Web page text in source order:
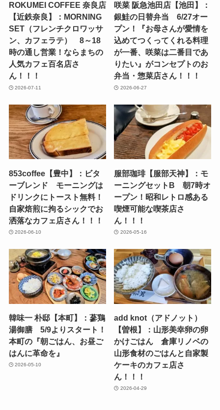
ROKUMEI COFFEE 奈良店
【近鉄奈良】：MORNING
SET（フレンチクロワッサ
ン、カフェラテ） 8～18
時の通し営業！ならまちの
人気カフェ百名店さ
ん！！！
2026-07-11
咲菜 阪急池田店【池田】：
銀鮭の日替弁当 6/27オー
プン！『お母さんが愛情を
込めてつくってくれる料理
が一番、咲菜は二番目であ
りたい』がコンセプトのお
弁当・惣菜店さん！！！
2026-06-27
853coffee【豊中】：ビタ
ーブレンド モーニングは
ドリンクにトースト無料！
自家焙煎に拘るシックでお
洒落なカフェ店さん！！！
2026-06-10
服部珈琲【服部天神】：モ
ーニングセットB 朝7時オ
ープン！昭和レトロ感ある
喫煙可能な喫茶店さ
ん！！！
2026-05-16
韓味一 朴邸【本町】：蔘鶏
湯御膳 5/9よりスタート！
本町の『朝ごはん、お昼ご
はんに革命を』
2026-05-10
add knot（アドノット）
【曽根】：山形美幸卵の卵
かけごはん 倉庫リノベの
山形食材のごはんと自家製
ケーキのカフェ店さ
ん！！！
2026-04-29